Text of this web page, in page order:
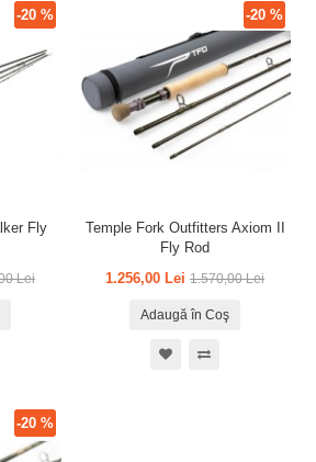
Fly
Lei
-20 %
Temple Fork Outfitters Axiom II
Fly Rod
1.256,00 Lei 1.570,00 Lei
-20 %
Adaugă în Coş
-20 %